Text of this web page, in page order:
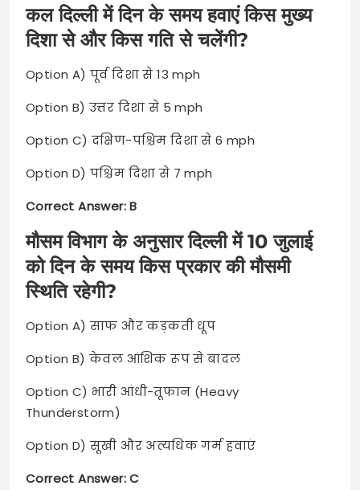
कल दिल्ली में दिन के समय हवाएं किस मुख्य
दिशा से और किस गति से चलेंगी?
Option A) पूर्व दिशा से 13 mph
Option B) उत्तर दिशा से 5 mph
Option C) दक्षिण-पश्चिम दिशा से 6 mph
Option D) पश्चिम दिशा से 7 mph
Correct Answer: B
मौसम विभाग के अनुसार दिल्ली में 10 जुलाई
को दिन के समय किस प्रकार की मौसमी
स्थिति रहेगी?
Option A) साफ और कड़कती धूप
Option B) केवल आंशिक रूप से बादल
Option C) भारी आंधी-तूफान (Heavy
Thunderstorm)
Option D) सूखी और अत्यधिक गर्म हवाएं
Correct Answer: C